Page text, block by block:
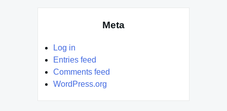
Meta
Log in
Entries feed
Comments feed
WordPress.org